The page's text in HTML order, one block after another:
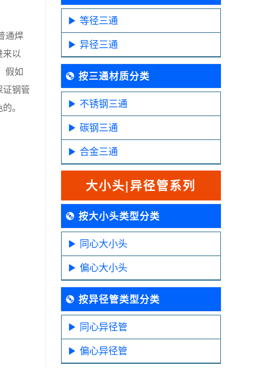
通焊
以
假如
钢管
。
等径三通
异径三通
按三通材质分类
不锈钢三通
碳钢三通
合金三通
大小头|异径管系列
按大小头类型分类
同心大小头
偏心大小头
按异径管类型分类
同心异径管
偏心异径管